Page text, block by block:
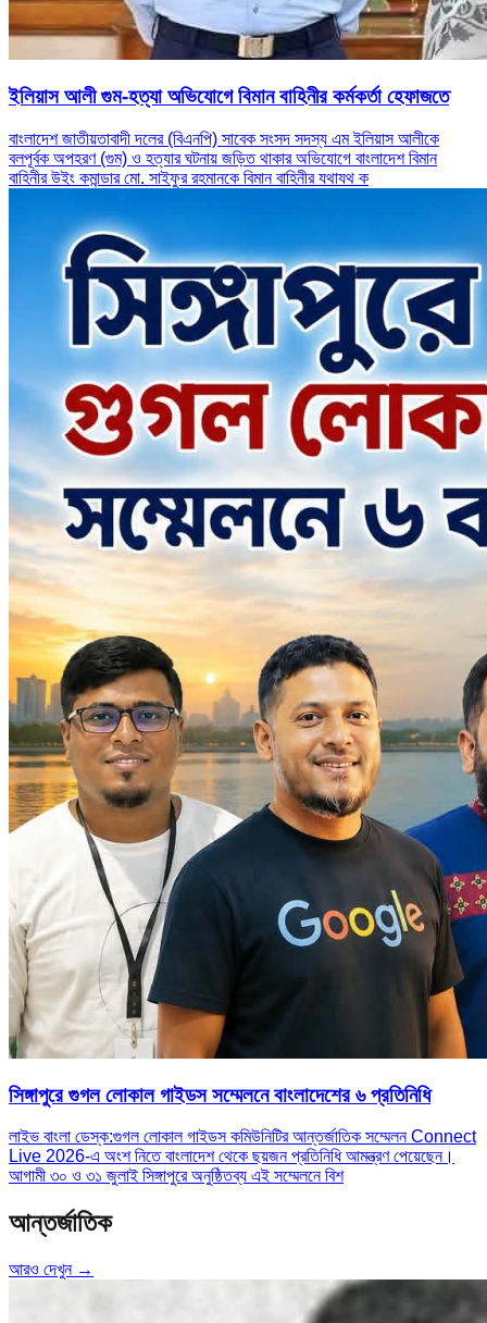
ইলিয়াস আলী গুম-হত্যা অভিযোগে বিমান বাহিনীর কর্মকর্তা হেফাজতে
বাংলাদেশ জাতীয়তাবাদী দলের (বিএনপি) সাবেক সংসদ সদস্য এম ইলিয়াস আলীকে
বলপূর্বক অপহরণ (গুম) ও হত্যার ঘটনায় জড়িত থাকার অভিযোগে বাংলাদেশ বিমান
বাহিনীর উইং কমান্ডার মো. সাইফুর রহমানকে বিমান বাহিনীর যথাযথ ক
সিঙ্গাপুরে গুগল লোকাল গাইডস সম্মেলনে বাংলাদেশের ৬ প্রতিনিধি
লাইভ বাংলা ডেস্ক:গুগল লোকাল গাইডস কমিউনিটির আন্তর্জাতিক সম্মেলন Connect
Live 2026-এ অংশ নিতে বাংলাদেশ থেকে ছয়জন প্রতিনিধি আমন্ত্রণ পেয়েছেন।
আগামী ৩০ ও ৩১ জুলাই সিঙ্গাপুরে অনুষ্ঠিতব্য এই সম্মেলনে বিশ
আন্তর্জাতিক
আরও দেখুন →